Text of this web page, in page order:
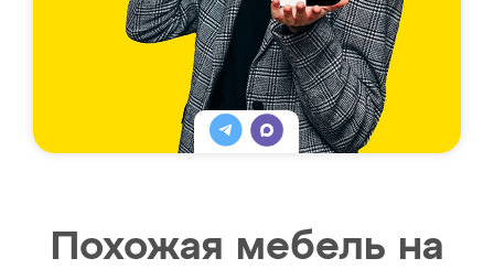
Похожая мебель на